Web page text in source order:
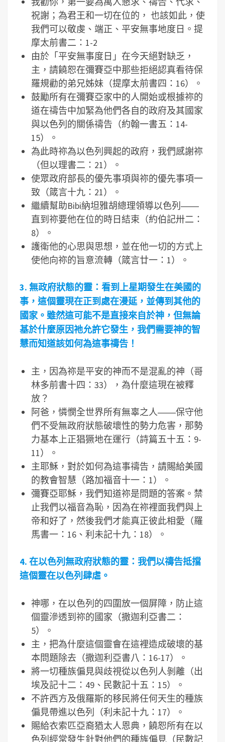
祝謝；為君王和一切在位的， 也該如此，使
我們可以敬虔、端正、平安無事地度日。提
摩太前書二：1-2
由於「平安無事度日」在今天絕對缺乏，
主，請饒恕在彌賽亞中那些拒絕認真看待保
羅規勸的弟兄姊妹（提摩太前書四：16）。
鼓勵所有在彌賽亞家中的人開始或根據祢的
道在禱告中加緊為他們各自的政府及其國家
與以色列的關係禱告（約翰一書五：14-
15）。
為此時祢為以色列興起的政府，我們感謝祢
（但以理書二：21）。
使眾政府部長的優先事項與祢的優先事項一
致（箴言十九：21）。
繼續幫助Bibi納坦雅胡總理領導以色列――
直到祢要他在位的時日結束（約伯記卅二：
8）。
護衛他的心思與思想，並在他一切的方式上
使他向祢的旨意流轉（箴言廿一：1）。
3. 無政府狀態的靈：看到上星期發生在美國的
事，這個靈現在正到處在漫延，並傳到其他的
國家。雖然這可能不是直接來自於神，但無論
基於什麼原因祂允許它發生，我們需要神的智
慧而知道該如何為這事禱告！
主，因為祢是平安的神而不是混亂的神（哥
林多前書十四：33），為什麼這現在被釋
放？
阿爸，憐憫全世界所有無辜之人――保守他
們不受無政府狀態破壞性的勢力危害，那勢
力基本上正猖獗地在運行（詩篇五十五：9-
11）。
主耶穌，對於如何為這事禱告，請賜給美國
的教會智慧（路加福音十一：1）。
彌賽亞耶穌，我們知道祢是問題的答案。禁
止我們以福音為恥，因為在祢裡面我們與上
帝和好了，然後我們才能真正彼此相愛（羅
馬書一：16、利未記十九：18）。
4. 在以色列無政府狀態的靈：我們以禱告抵擋
這個靈在以色列肆虐。
神哪，在以色列的四圍放一個屏障，防止這
個靈滲透到祢的國家（撒迦利亞書二：
5）。
主，把為什麼這個靈會在這裡造成破壞的基
本問題除去（撒迦利亞書八：16-17）。
將一切種族偏見與歧視從以色列人剝離（出
埃及記十二：49、民數記十五：15）。
不許西方及俄羅斯的移民將任何天生的種族
偏見帶進以色列（利未記十九：17）。
賜給衣索匹亞裔猶太人恩典，饒恕所有在以
色列經常發生針對他們的種族偏見（民數記